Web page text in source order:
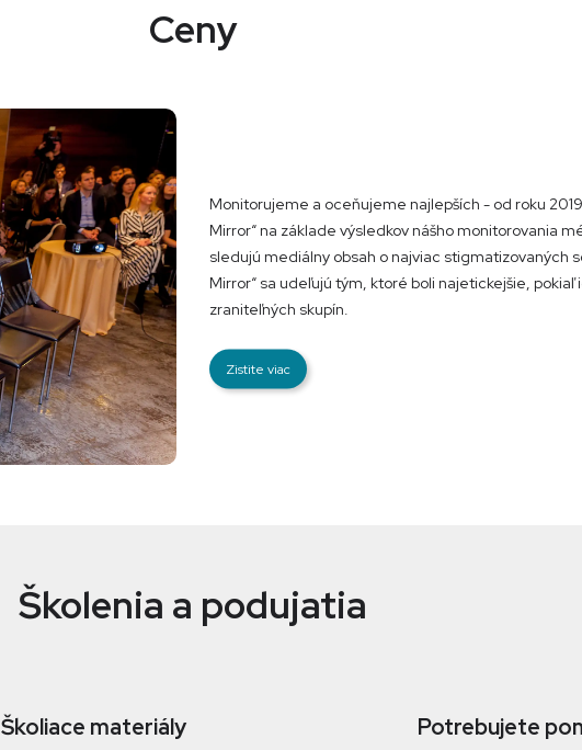
Ceny
Monitorujeme a oceňujeme najlepších - od roku
Mirror“ na základe výsledkov nášho monitorovania
sledujú mediálny obsah o najviac stigmatizovaných
Mirror“ sa udeľujú tým, ktoré boli najetickejšie, pokiaľ
zraniteľných skupín.
Zistite viac
Školenia a podujatia
Školiace materiály Potrebujete